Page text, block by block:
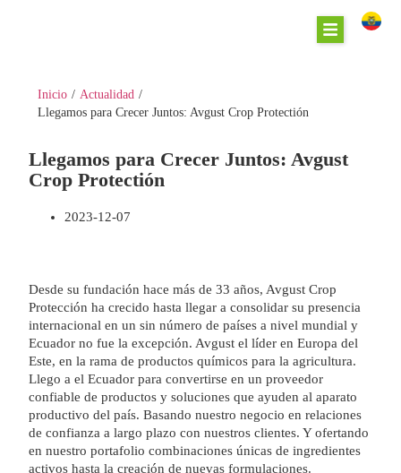
Inicio / Actualidad /
Llegamos para Crecer Juntos: Avgust Crop Protectión
Llegamos para Crecer Juntos: Avgust
Crop Protectión
2023-12-07
Desde su fundación hace más de 33 años, Avgust Crop
Protección ha crecido hasta llegar a consolidar su presencia
internacional en un sin número de países a nivel mundial y
Ecuador no fue la excepción. Avgust el líder en Europa del
Este, en la rama de productos químicos para la agricultura.
Llego a el Ecuador para convertirse en un proveedor
confiable de productos y soluciones que ayuden al aparato
productivo del país. Basando nuestro negocio en relaciones
de confianza a largo plazo con nuestros clientes. Y ofertando
en nuestro portafolio combinaciones únicas de ingredientes
activos hasta la creación de nuevas formulaciones.